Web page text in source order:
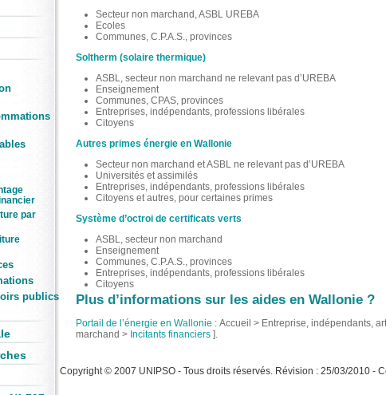
par
publics
Secteur non marchand, ASBL UREBA
Ecoles
Communes, C.P.A.S., provinces
Soltherm (solaire thermique)
ASBL, secteur non marchand ne relevant pas d’UREBA
Enseignement
Communes, CPAS, provinces
Entreprises, indépendants, professions libérales
Citoyens
Autres primes énergie en Wallonie
Secteur non marchand et ASBL ne relevant pas d’UREBA
Universités et assimilés
Entreprises, indépendants, professions libérales
Citoyens et autres, pour certaines primes
Système d’octroi de certificats verts
ASBL, secteur non marchand
Enseignement
Communes, C.P.A.S., provinces
Entreprises, indépendants, professions libérales
Citoyens
Plus d’informations sur les aides en Wallonie ?
Portail de l’énergie en Wallonie : Accueil > Entreprise, indépendants,
marchand > Incitants financiers].
Copyright © 2007 UNIPSO - Tous droits réservés. Révision : 25/03/2010 -